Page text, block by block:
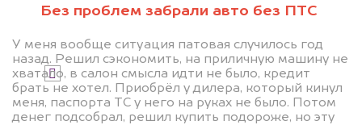
Без проблем забрали авто без ПТС
У меня вообще ситуация патовая случилось год
назад. Решил сэкономить, на приличную машину не
хватало, в салон смысла идти не было, кредит
брать не хотел. Приобрёл у дилера, который кинул
меня, паспорта ТС у него на руках не было. Потом
денег подсобрал, решил купить подороже, но эту
Я даю согласие на обработку своих
персональных данных и соглашаюсь с
политикой конфиденциальности